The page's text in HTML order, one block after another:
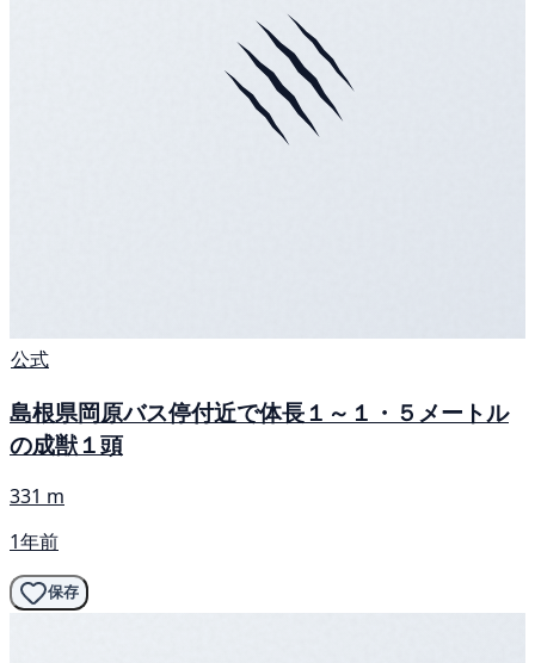
公式
島根県岡原バス停付近で体長１～１・５メートル
の成獣１頭
331 m
1年前
保存